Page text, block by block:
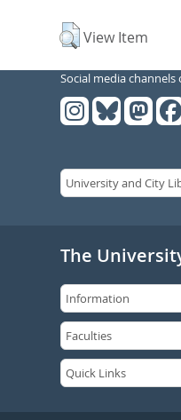
View Item
Social media channels
The